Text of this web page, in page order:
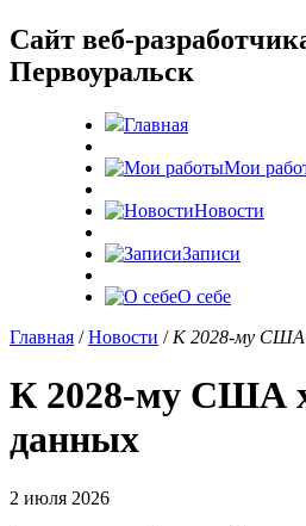
Cайт веб-
Первоуральск
Главная
Мои
Новости
Записи
О себе
Главная /Новости / К 2028-му США
К 2028-му США
данных
2 июля 2026